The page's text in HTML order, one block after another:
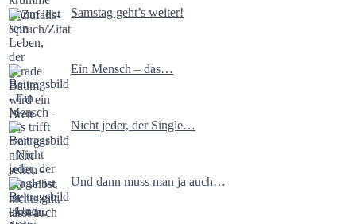
Samstag geht’s weiter!
Ein Mensch – das…
Nicht jeder, der Single…
Und dann muss man ja auch…